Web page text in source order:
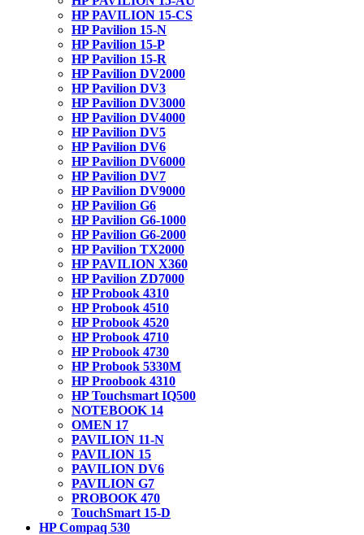
HP PAVILION 15-CS
HP Pavilion 15-N
HP Pavilion 15-P
HP Pavilion 15-R
HP Pavilion DV2000
HP Pavilion DV3
HP Pavilion DV3000
HP Pavilion DV4000
HP Pavilion DV5
HP Pavilion DV6
HP Pavilion DV6000
HP Pavilion DV7
HP Pavilion DV9000
HP Pavilion G6
HP Pavilion G6-1000
HP Pavilion G6-2000
HP Pavilion TX2000
HP PAVILION X360
HP Pavilion ZD7000
HP Probook 4310
HP Probook 4510
HP Probook 4520
HP Probook 4710
HP Probook 4730
HP Probook 5330M
HP Proobook 4310
HP Touchsmart IQ500
NOTEBOOK 14
OMEN 17
PAVILION 11-N
PAVILION 15
PAVILION DV6
PAVILION G7
PROBOOK 470
TouchSmart 15-D
HP Compaq 530